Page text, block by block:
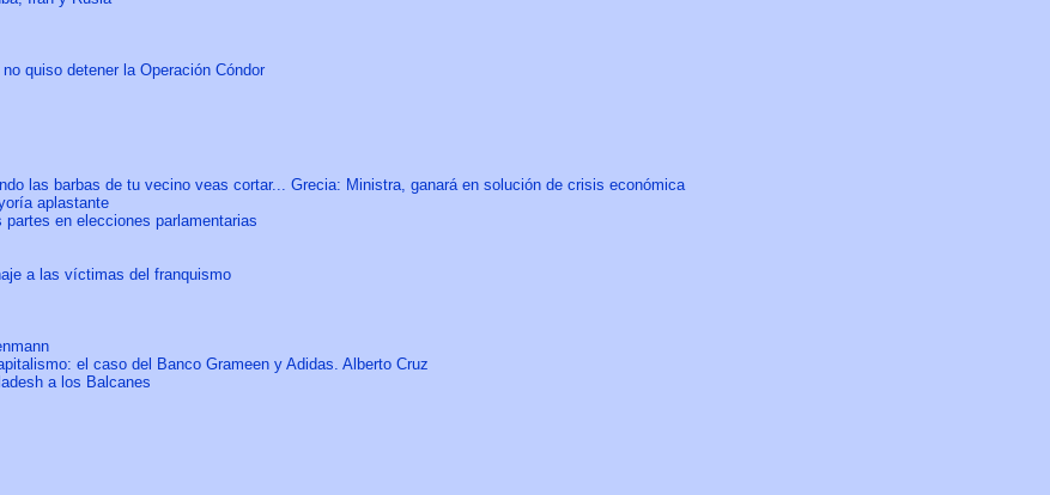
quiso detener la Operación Cóndor
las barbas de tu vecino veas cortar... Grecia: Ministra, ganará en solución de crisis económica
aplastante
en elecciones parlamentarias
a las víctimas del franquismo
el caso del Banco Grameen y Adidas. Alberto Cruz
a los Balcanes